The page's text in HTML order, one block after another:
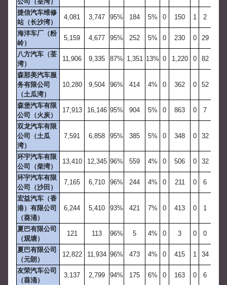
捷信汽车维修
站（长沙湾）
4,081 3,747 95% 184 5% 0 150 1 2
海洋车厂（粉
岭）
5,159 4,677 95% 252 5% 0 230 0 29
八方汽车（荃
湾）
11,906 9,335 87% 1,351 13% 0 1,220 0 82
森那美汽车服
务有限公司
（土瓜湾）
10,280 9,504 96% 414 4% 0 362 0 52
森堡汽车有限
公司（火炭）
17,913 16,146 95% 904 5% 0 863 0 7
双龙汽车有限
公司（土瓜
湾）
7,591 6,858 95% 385 5% 0 348 0 32
环宇汽车有限
公司（柴湾）
13,410 12,345 96% 559 4% 0 506 0 32
环宇汽车有限
公司（沙田）
7,165 6,710 96% 244 4% 0 211 0 6
宏益汽车（香
港）有限公司
（葵涌）
6,244 5,410 93% 421 7% 0 413 0 1
夏巴有限公司
（观塘）
121 113 96% 5 4% 0 3 0 0
夏巴有限公司
（元朗）
12,822 11,934 96% 473 4% 0 415 1 34
友荣汽车公司
（葵涌）
3,137 2,799 94% 175 6% 0 163 0 6